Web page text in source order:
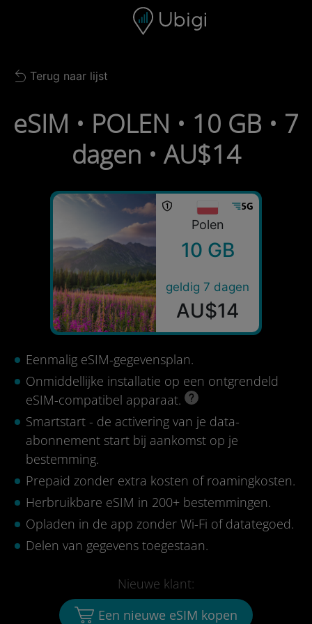
Navigatiebalk Voettekst
Back to list
Terug naar lijst
eSIM • POLEN • 10 GB • 7
dagen • AU$14
Polen
10 GB
geldig 7 dagen
AU$14
Eenmalig eSIM-gegevensplan.
Onmiddellijke installatie op een ontgrendeld
eSIM-compatibel apparaat.
Smartstart - de activering van je data-
abonnement start bij aankomst op je
bestemming.
Prepaid zonder extra kosten of roamingkosten.
Herbruikbare eSIM in 200+ bestemmingen.
Opladen in de app zonder Wi-Fi of datategoed.
Delen van gegevens toegestaan.
Nieuwe klant:
Een nieuwe eSIM kopen